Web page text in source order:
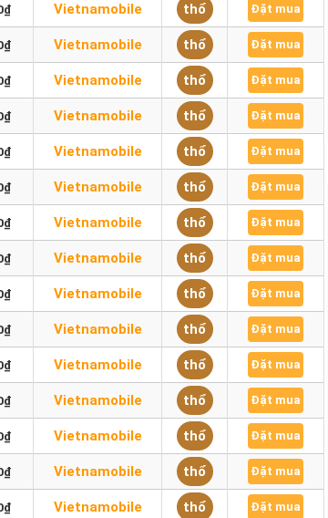
Vietnamobile thổ Đặt mua
Vietnamobile thổ Đặt mua
Vietnamobile thổ Đặt mua
Vietnamobile thổ Đặt mua
Vietnamobile thổ Đặt mua
Vietnamobile thổ Đặt mua
Vietnamobile thổ Đặt mua
Vietnamobile thổ Đặt mua
Vietnamobile thổ Đặt mua
Vietnamobile thổ Đặt mua
Vietnamobile thổ Đặt mua
Vietnamobile thổ Đặt mua
Vietnamobile thổ Đặt mua
Vietnamobile thổ Đặt mua
Vietnamobile thổ Đặt mua